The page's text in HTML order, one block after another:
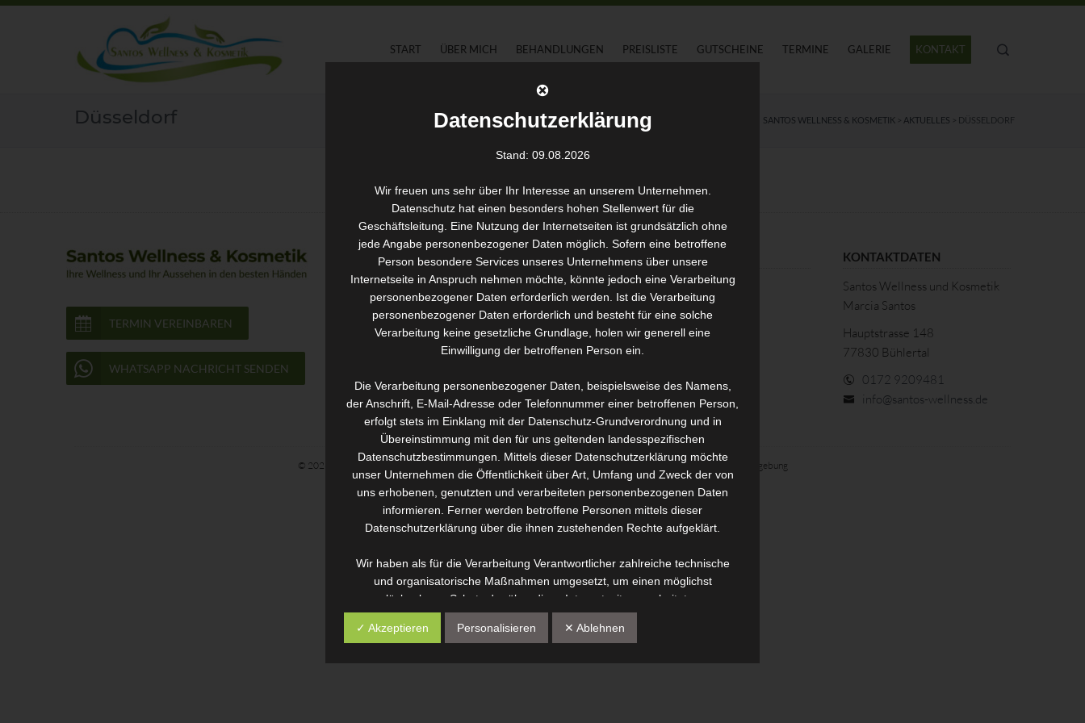
START ÜBER MICH BEHANDLUNGEN PREISLISTE GUTSCHEINE TERMINE GALERIE KONTAKT
Düsseldorf SANTOS WELLNESS & KOSMETIK > AKTUELLES > DÜSSELDORF
TERMIN VEREINBAREN
WHATSAPP NACHRICHT SENDEN
SANTOS WELLNESS
Terminvereinbarung
Impressum
Datenschutzerklärung
Kontakt
LEISTUNGEN
Behandlungen
Preisliste
Geschenkgutschein
Info Flyer
KONTAKTDATEN
Santos Wellness und Kosmetik
Marcia Santos
Hauptstrasse 148
77830 Bühlertal
0172 9209481
info@santos-wellness.de
© 2026 | Santos Wellness & Kosmetik - Kosmetikerin und SPA Therapistin in Bühl, Bühlertal, Baden-Baden und Umgebung
Datenschutzerklärung
Stand: 09.08.2026
Wir freuen uns sehr über Ihr Interesse an unserem Unternehmen.
Datenschutz hat einen besonders hohen Stellenwert für die
Geschäftsleitung. Eine Nutzung der Internetseiten ist grundsätzlich ohne
jede Angabe personenbezogener Daten möglich. Sofern eine betroffene
Person besondere Services unseres Unternehmens über unsere
Internetseite in Anspruch nehmen möchte, könnte jedoch eine Verarbeitung
personenbezogener Daten erforderlich werden. Ist die Verarbeitung
personenbezogener Daten erforderlich und besteht für eine solche
Verarbeitung keine gesetzliche Grundlage, holen wir generell eine
Einwilligung der betroffenen Person ein.
Die Verarbeitung personenbezogener Daten, beispielsweise des Namens,
der Anschrift, E-Mail-Adresse oder Telefonnummer einer betroffenen Person,
erfolgt stets im Einklang mit der Datenschutz-Grundverordnung und in
Übereinstimmung mit den für uns geltenden landesspezifischen
Datenschutzbestimmungen. Mittels dieser Datenschutzerklärung möchte
unser Unternehmen die Öffentlichkeit über Art, Umfang und Zweck der von
uns erhobenen, genutzten und verarbeiteten personenbezogenen Daten
informieren. Ferner werden betroffene Personen mittels dieser
Datenschutzerklärung über die ihnen zustehenden Rechte aufgeklärt.
Wir haben als für die Verarbeitung Verantwortlicher zahlreiche technische
und organisatorische Maßnahmen umgesetzt, um einen möglichst
lückenlosen Schutz der über diese Internetseite verarbeiteten
personenbezogenen Daten sicherzustellen. Dennoch können
Internetbasierte Datenübertragungen grundsätzlich Sicherheitslücken
✓ Akzeptieren Personalisieren ✕ Ablehnen